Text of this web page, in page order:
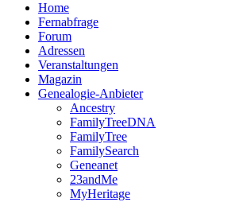
Home
Fernabfrage
Forum
Adressen
Veranstaltungen
Magazin
Genealogie-Anbieter
Ancestry
FamilyTreeDNA
FamilyTree
FamilySearch
Geneanet
23andMe
MyHeritage